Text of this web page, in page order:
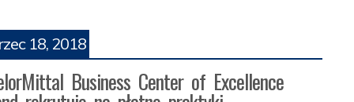
18, 2018
Business Center of Excellence